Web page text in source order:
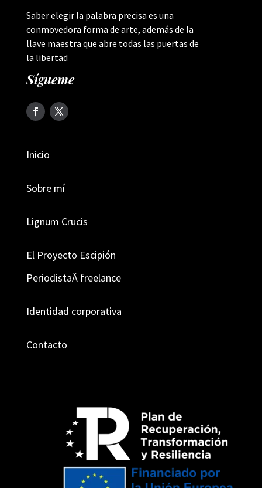
Saber elegir la palabra precisa es una
conmovedora forma de arte, además de la
llave maestra que abre todas las puertas de
la libertad
Sí­gueme
Inicio
Sobre mí­
Lignum Crucis
El Proyecto Escipión
PeriodistaÂ freelance
Identidad corporativa
Contacto